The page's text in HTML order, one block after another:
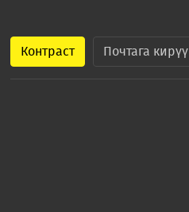
Контраст Почтага кирүү